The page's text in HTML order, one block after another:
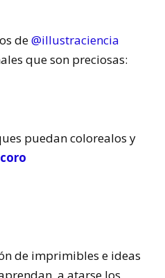
de@illustraciencia
que son preciosas:
puedan colorealos y
de imprimibles e ideas